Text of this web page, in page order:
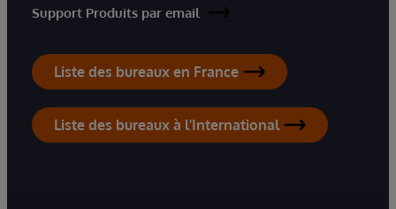
Support Produits par email
Liste des bureaux en France
Liste des bureaux à l'International